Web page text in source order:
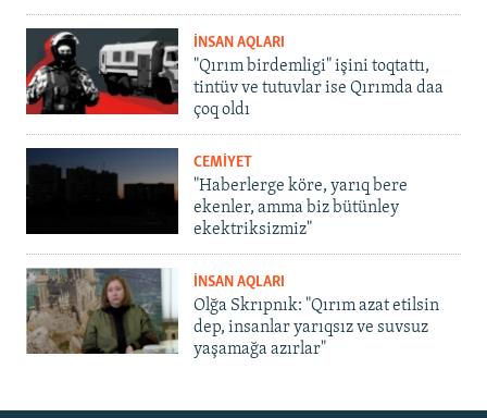
İNSAN AQLARI
"Qırım birdemligi" işini toqtattı,
tintüv ve tutuvlar ise Qırımda daa
çoq oldı
CEMİYET
"Haberlerge köre, yarıq bere
ekenler, amma biz bütünley
ekektriksizmiz"
İNSAN AQLARI
Olğa Skrıpnık: "Qırım azat etilsin
dep, insanlar yarıqsız ve suvsuz
yaşamağa azırlar"